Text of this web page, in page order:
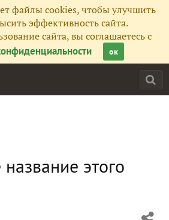
файлы cookies, чтобы улучшить
эффективность сайта.
сайта, вы соглашаетесь с
ок
этого